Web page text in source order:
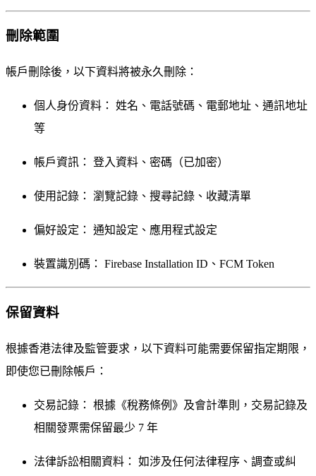
刪除範圍
帳戶刪除後，以下資料將被永久刪除：
個人身份資料： 姓名、電話號碼、電郵地址、通訊地址
等
帳戶資訊： 登入資料、密碼（已加密）
使用記錄： 瀏覽記錄、搜尋記錄、收藏清單
偏好設定： 通知設定、應用程式設定
裝置識別碼： Firebase Installation ID、FCM Token
保留資料
根據香港法律及監管要求，以下資料可能需要保留指定期限，
即使您已刪除帳戶：
交易記錄： 根據《稅務條例》及會計準則，交易記錄及
相關發票需保留最少 7 年
法律訴訟相關資料： 如涉及任何法律程序、調查或糾